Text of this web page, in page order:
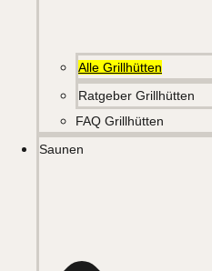
Alle Grillhütten
Ratgeber Grillhütten
FAQ Grillhütten
Saunen